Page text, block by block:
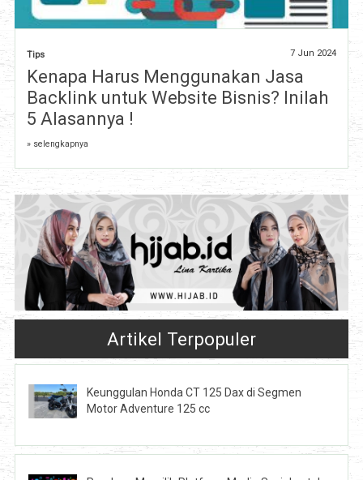
Tips 7 Jun 2024
Kenapa Harus Menggunakan Jasa
Backlink untuk Website Bisnis? Inilah
5 Alasannya !
» selengkapnya
Artikel Terpopuler
Keunggulan Honda CT 125 Dax di Segmen
Motor Adventure 125 cc